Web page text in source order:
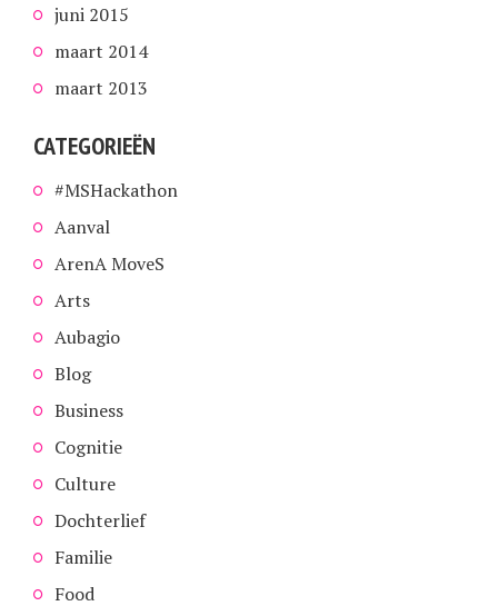
juni 2015
maart 2014
maart 2013
CATEGORIEËN
#MSHackathon
Aanval
ArenA MoveS
Arts
Aubagio
Blog
Business
Cognitie
Culture
Dochterlief
Familie
Food